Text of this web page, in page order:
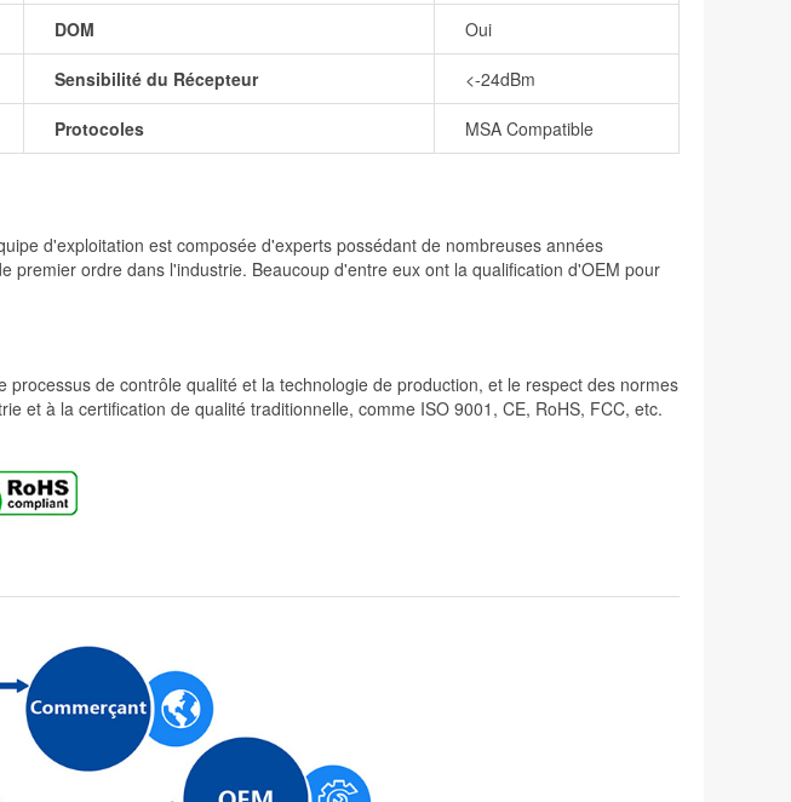
DOM Oui
Sensibilité du Récepteur <-24dBm
Protocoles MSA Compatible
d'exploitation est composée d'experts possédant de nombreuses années
ordre dans l'industrie. Beaucoup d'entre eux ont la qualification d'OEM pour
de contrôle qualité et la technologie de production, et le respect des normes
et à la certification de qualité traditionnelle, comme ISO 9001, CE, RoHS, FCC, etc.